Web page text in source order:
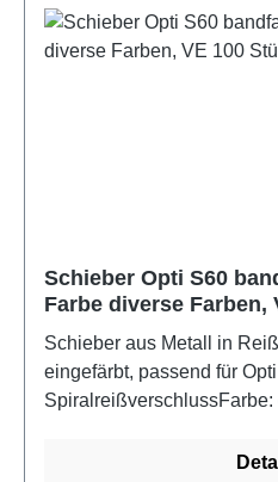
Schieber Opti S60
Farbe diverse Farben,
1000 Stück
Schieber aus Metall in
eingefärbt, passend für
SpiralreißverschlussFarbe: